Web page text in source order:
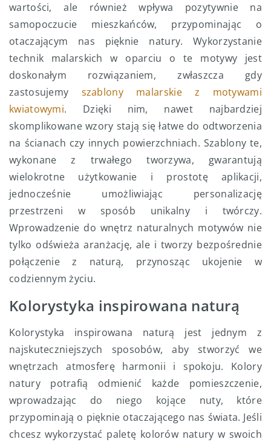
wartości, ale również wpływa pozytywnie na
samopoczucie mieszkańców, przypominając o
otaczającym nas pięknie natury. Wykorzystanie
technik malarskich w oparciu o te motywy jest
doskonałym rozwiązaniem, zwłaszcza gdy
zastosujemy szablony malarskie z motywami
kwiatowymi. Dzięki nim, nawet najbardziej
skomplikowane wzory stają się łatwe do odtworzenia
na ścianach czy innych powierzchniach. Szablony te,
wykonane z trwałego tworzywa, gwarantują
wielokrotne użytkowanie i prostotę aplikacji,
jednocześnie umożliwiając personalizację
przestrzeni w sposób unikalny i twórczy.
Wprowadzenie do wnętrz naturalnych motywów nie
tylko odświeża aranżację, ale i tworzy bezpośrednie
połączenie z naturą, przynosząc ukojenie w
codziennym życiu.
Kolorystyka inspirowana naturą
Kolorystyka inspirowana naturą jest jednym z
najskuteczniejszych sposobów, aby stworzyć we
wnętrzach atmosferę harmonii i spokoju. Kolory
natury potrafią odmienić każde pomieszczenie,
wprowadzając do niego kojące nuty, które
przypominają o pięknie otaczającego nas świata. Jeśli
chcesz wykorzystać paletę kolorów natury w swoich